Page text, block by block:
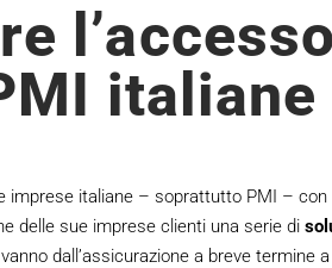
italiane
italiane – soprattutto PMI –
delle sue imprese clienti una serie di
dall’assicurazione a breve termine